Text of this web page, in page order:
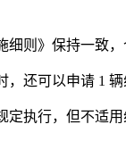
细则》保持一致
，还可以申请 1
定执行，但不适